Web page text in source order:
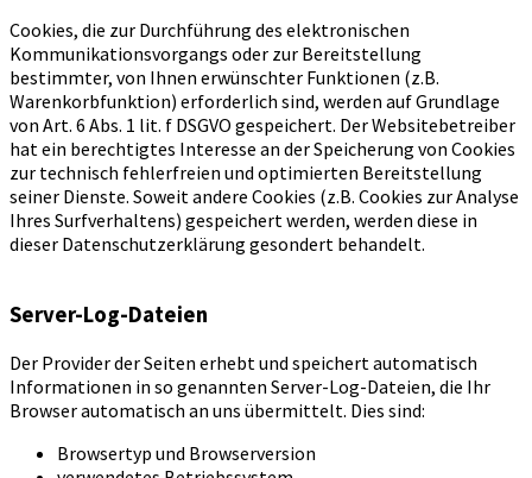
Cookies, die zur Durchführung des elektronischen
Kommunikationsvorgangs oder zur Bereitstellung
bestimmter, von Ihnen erwünschter Funktionen (z.B.
Warenkorbfunktion) erforderlich sind, werden auf Grundlage
von Art. 6 Abs. 1 lit. f DSGVO gespeichert. Der Websitebetreiber
hat ein berechtigtes Interesse an der Speicherung von Cookies
zur technisch fehlerfreien und optimierten Bereitstellung
seiner Dienste. Soweit andere Cookies (z.B. Cookies zur Analyse
Ihres Surfverhaltens) gespeichert werden, werden diese in
dieser Datenschutzerklärung gesondert behandelt.
Server-Log-Dateien
Der Provider der Seiten erhebt und speichert automatisch
Informationen in so genannten Server-Log-Dateien, die Ihr
Browser automatisch an uns übermittelt. Dies sind:
Browsertyp und Browserversion